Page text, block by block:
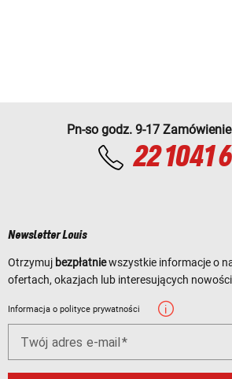
Pn-so godz. 9-17
22 1041
Newsletter Louis
Otrzymuj bezpłatniewszystkie informacje o
ofertach, okazjach lub interesujących
Informacja o polityce prywatności
Twój adres e-mail